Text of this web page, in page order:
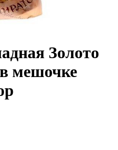
Золото
мешочке